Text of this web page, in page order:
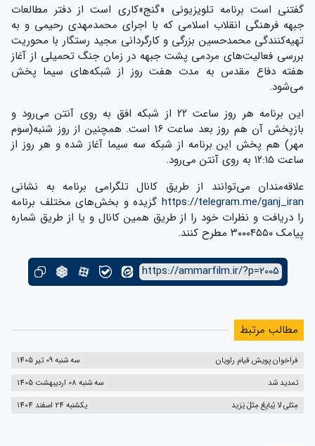
گفتنی است برنامه تلویزیونی «گنج»کاری است از دفتر مطالعات
جبهه فرهنگی انقلاب اسلامی که با اجرای محمدمهدی رحیمی و به
تهیه‌کنندگی محمدحسین بزرگی و کارگردانی مجید رستگار با محوریت
بررسی فعالیت‌های مردمی پشت جبهه در زمان جنگ تحمیلی از آغاز
هفته دفاع مقدس به مدت هفت روز از شبکه‌های سیما پخش
می‌شود.
این برنامه هر روز ساعت ۲۲ از شبکه افق به روی آنتن می‌رود و
بازپخش آن هم روز بعد ساعت ۱۶ است. همچنین از روز شنبه(سوم
مهر) هم پخش این برنامه از شبکه سه سیما آغاز شده و هر روز از
ساعت ۱۲:۱۵ به روی آنتن می‌رود.
علاقه‌مندان می‌توانند از طریق کانال تلگرامی برنامه به نشانی
https://telegram.me/ganj_iran گزیده و بخش‌های مختلف برنامه
را دریافت و نظرات خود را از طریق همین کانال و یا از طریق شماره
پیامک ۳۰۰۰۴۵۵۰ مطرح کنند.
https://ammarfilm.ir/?p=2005
مطالب مرتبط
فراخوان پویش قیام راویان
سه شنبه 09 تیر 1405
تمدید شد
سه شنبه 08 اردیبهشت 1405
مِثلی لا یُبایِعُ مِثلَ یَزید
یکشنبه 24 اسفند 1404